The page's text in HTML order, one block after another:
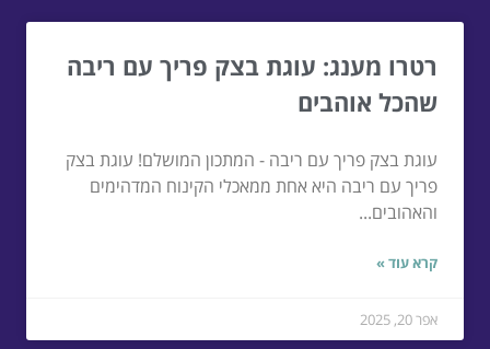
רטרו מענג: עוגת בצק פריך עם ריבה
שהכל אוהבים
עוגת בצק פריך עם ריבה - המתכון המושלם! עוגת בצק
פריך עם ריבה היא אחת ממאכלי הקינוח המדהימים
והאהובים...
קרא עוד »
אפר 20, 2025